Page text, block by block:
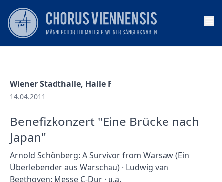
Wiener Stadthalle, Halle F
14.04.2011
Benefizkonzert "Eine Brücke nach
Japan"
Arnold Schönberg: A Survivor from Warsaw (Ein
Überlebender aus Warschau) · Ludwig van
Beethoven: Messe C-Dur · u.a.